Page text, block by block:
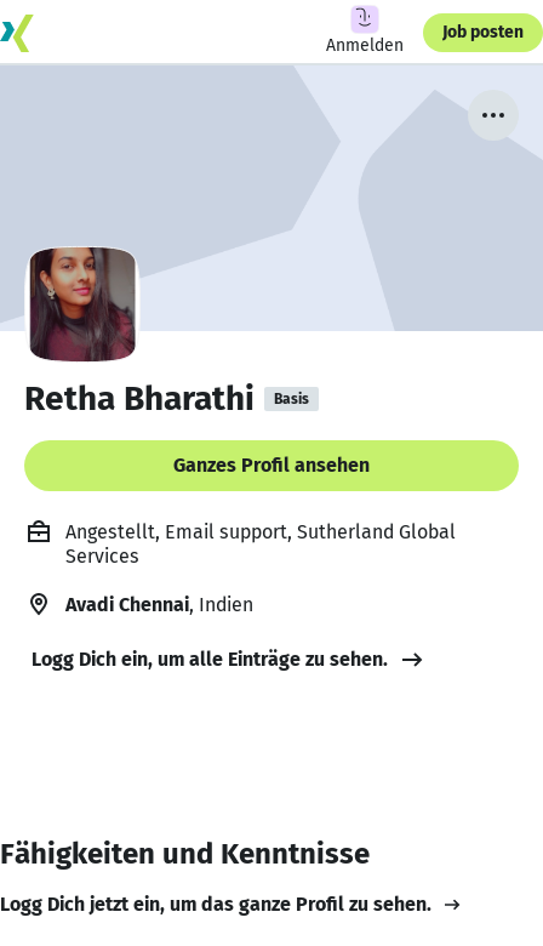
Anmelden
Job posten
Retha Bharathi Basis
Ganzes Profil ansehen
Angestellt, Email support, Sutherland Global
Services
Avadi Chennai, Indien
Logg Dich ein, um alle Einträge zu sehen.
Fähigkeiten und Kenntnisse
Logg Dich jetzt ein, um das ganze Profil zu sehen.